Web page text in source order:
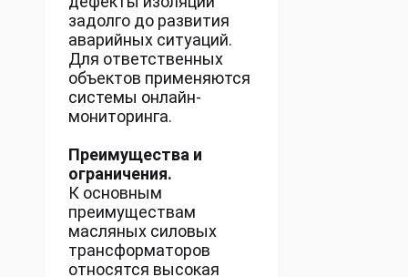
задолго до развития
аварийных ситуаций.
Для ответственных
объектов применяются
системы онлайн-
мониторинга.
Преимущества и
ограничения.
К основным
преимуществам
масляных силовых
трансформаторов
относятся высокая